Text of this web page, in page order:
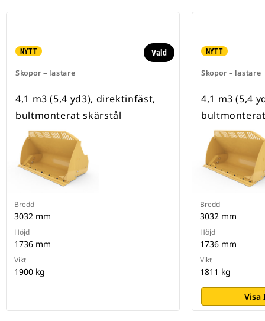
NYTT
Skopor – lastare
Vald
4,1 m3 (5,4 yd3), direktinfäst,
bultmonterat skärstål
Bredd
3032 mm
Höjd
1736 mm
Vikt
1900 kg
NYTT
Skopor – lastare
4,1 m3 (5,4
Bredd
3032 mm
Höjd
1736 mm
Vikt
1811 kg
Visa